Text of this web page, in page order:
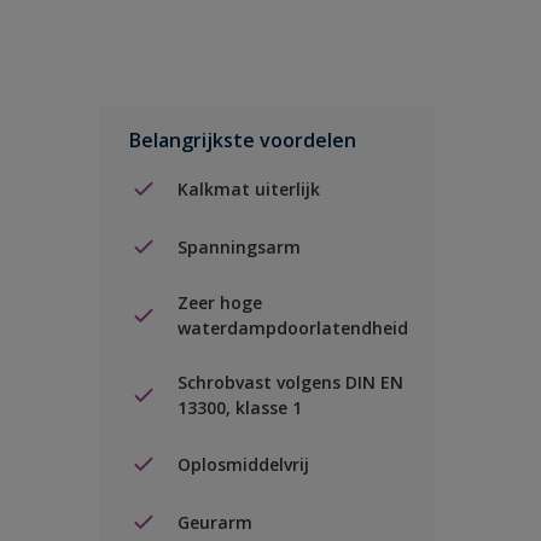
Belangrijkste voordelen
Kalkmat uiterlijk
Spanningsarm
Zeer hoge
waterdampdoorlatendheid
Schrobvast volgens DIN EN
13300, klasse 1
Oplosmiddelvrij
Geurarm